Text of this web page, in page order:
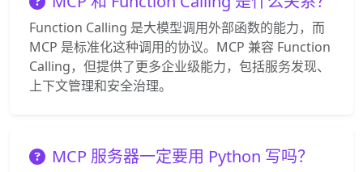
Function Calling 是大模型调用外部函数的能力，而
MCP 是标准化这种调用的协议。MCP 兼容 Function
Calling，但提供了更多企业级能力，包括服务发现、
上下文管理和安全治理。
MCP 服务器一定要用 Python 写吗？